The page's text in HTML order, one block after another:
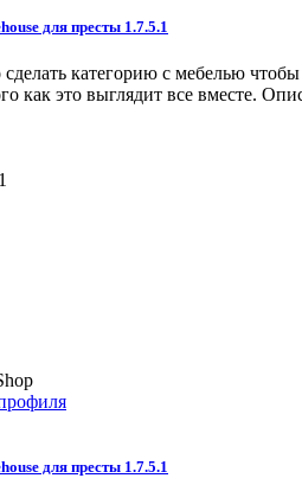
для престы 1.7.5.1
категорию с мебелью
это выглядит все вместе.
для престы 1.7.5.1